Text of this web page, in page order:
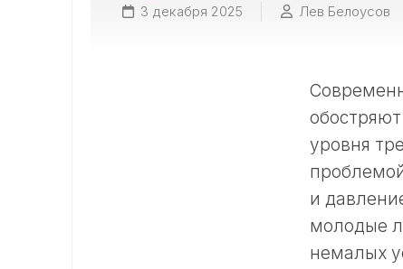
3 декабря 2025 Лев Белоусов
уровня
и
молодые
немалых